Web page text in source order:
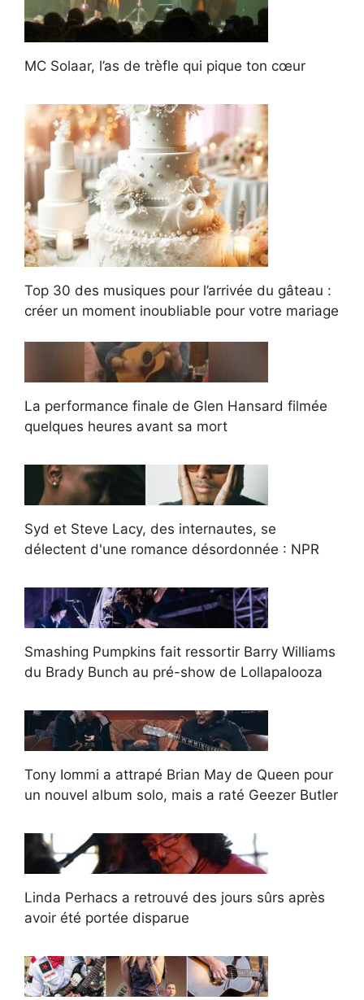
MC Solaar, l’as de trèfle qui pique ton cœur
Top 30 des musiques pour l’arrivée du gâteau :
créer un moment inoubliable pour votre mariage
La performance finale de Glen Hansard filmée
quelques heures avant sa mort
Syd et Steve Lacy, des internautes, se
délectent d'une romance désordonnée : NPR
Smashing Pumpkins fait ressortir Barry Williams
du Brady Bunch au pré-show de Lollapalooza
Tony Iommi a attrapé Brian May de Queen pour
un nouvel album solo, mais a raté Geezer Butler
Linda Perhacs a retrouvé des jours sûrs après
avoir été portée disparue